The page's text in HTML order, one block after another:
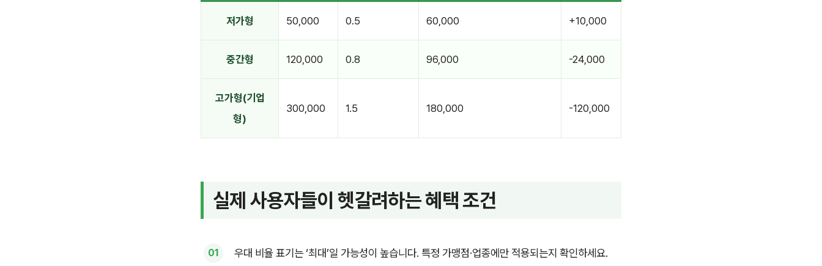
저가형 50,000 0.5 60,000 +10,000
중간형 120,000 0.8 96,000 -24,000
고가형(기업
형)
300,000 1.5 180,000 -120,000
실제 사용자들이 헷갈려하는 혜택 조건
우대 비율 표기는 ‘최대’일 가능성이 높습니다. 특정 가맹점·업종에만 적용되는지 확인하세요.